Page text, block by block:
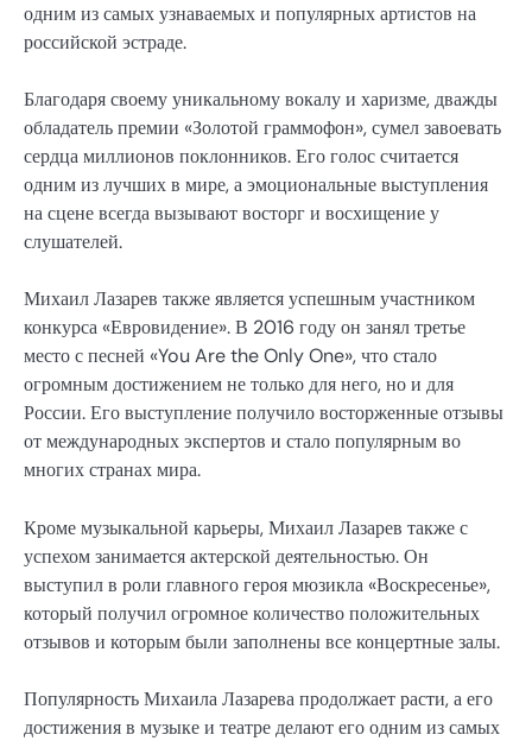
одним из самых узнаваемых и популярных артистов на
российской эстраде.
Благодаря своему уникальному вокалу и харизме, дважды
обладатель премии «Золотой граммофон», сумел завоевать
сердца миллионов поклонников. Его голос считается
одним из лучших в мире, а эмоциональные выступления
на сцене всегда вызывают восторг и восхищение у
слушателей.
Михаил Лазарев также является успешным участником
конкурса «Евровидение». В 2016 году он занял третье
место с песней «You Are the Only One», что стало
огромным достижением не только для него, но и для
России. Его выступление получило восторженные отзывы
от международных экспертов и стало популярным во
многих странах мира.
Кроме музыкальной карьеры, Михаил Лазарев также с
успехом занимается актерской деятельностью. Он
выступил в роли главного героя мюзикла «Воскресенье»,
который получил огромное количество положительных
отзывов и которым были заполнены все концертные залы.
Популярность Михаила Лазарева продолжает расти, а его
достижения в музыке и театре делают его одним из самых